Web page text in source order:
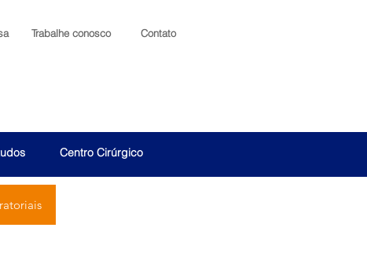
Trabalhe conosco Contato
Centro Cirúrgico